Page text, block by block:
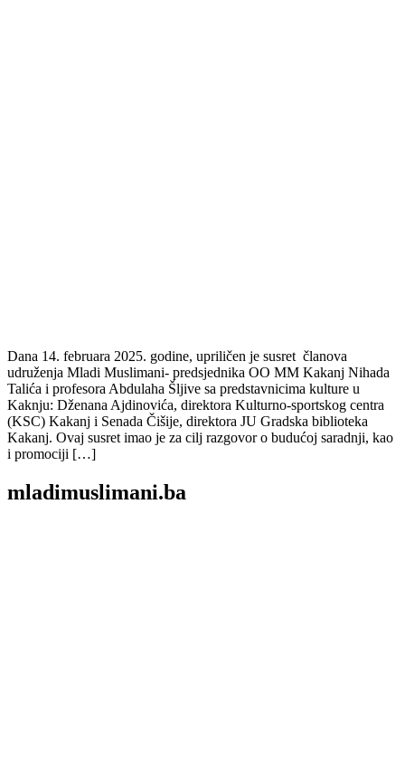
Dana 14. februara 2025. godine, upriličen je susret članova
udruženja Mladi Muslimani- predsjednika OO MM Kakanj Nihada
Talića i profesora Abdulaha Šljive sa predstavnicima kulture u
Kaknju: Dženana Ajdinovića, direktora Kulturno-sportskog centra
(KSC) Kakanj i Senada Čišije, direktora JU Gradska biblioteka
Kakanj. Ovaj susret imao je za cilj razgovor o budućoj saradnji, kao
i promociji […]
mladimuslimani.ba